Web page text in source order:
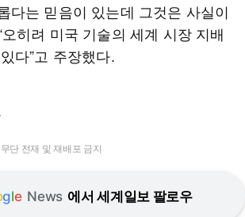
다는 믿음이 있는데 그것은 사실이
오히려 미국 기술의 세계 시장 지배
다”고 주장했다.
단 전재 및 재배포 금지
gle News 에서 세계일보 팔로우